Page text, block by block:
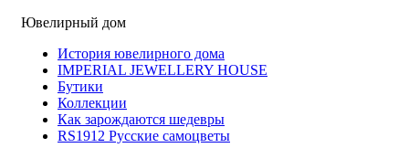
Ювелирный дом
История ювелирного дома
IMPERIAL JEWELLERY HOUSE
Бутики
Коллекции
Как зарождаются шедевры
RS1912 Русские самоцветы